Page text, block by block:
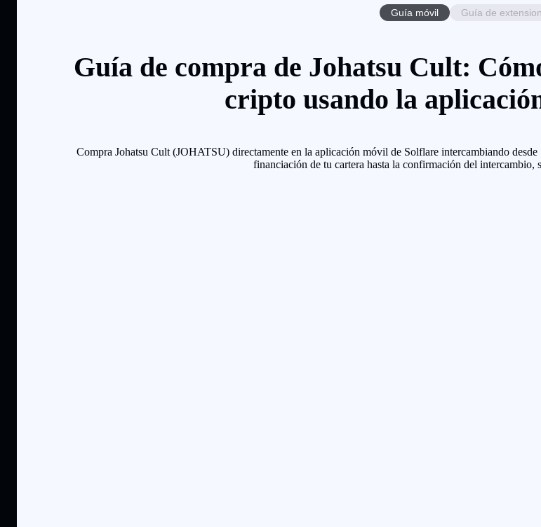
Guía móvil Guía de
Guía de compra de Johatsu Cult:
cripto usando la
Compra Johatsu Cult (JOHATSU) directamente en la aplicación móvil de Solflare intercambiando
financiación de tu cartera hasta la confirmación del intercambio,